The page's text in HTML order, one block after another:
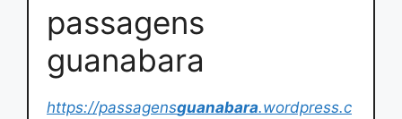
passagens
guanabara
https://passagensguanabara.wordpress.c